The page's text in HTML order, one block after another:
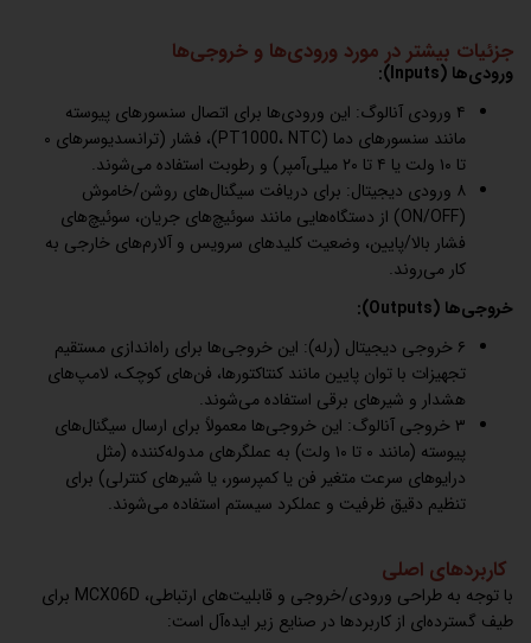
جزئیات بیشتر در مورد ورودی‌ها و خروجی‌ها
ورودی‌ها (Inputs):
۴ ورودی آنالوگ: این ورودی‌ها برای اتصال سنسورهای پیوسته
مانند سنسورهای دما (PT1000، NTC)، فشار (ترانسدیوسرهای ۰
تا ۱۰ ولت یا ۴ تا ۲۰ میلی‌آمپر) و رطوبت استفاده می‌شوند.
۸ ورودی دیجیتال: برای دریافت سیگنال‌های روشن/خاموش
(ON/OFF) از دستگاه‌هایی مانند سوئیچ‌های جریان، سوئیچ‌های
فشار بالا/پایین، وضعیت کلیدهای سرویس و آلارم‌های خارجی به
کار می‌روند.
خروجی‌ها (Outputs):
۶ خروجی دیجیتال (رله): این خروجی‌ها برای راه‌اندازی مستقیم
تجهیزات با توان پایین مانند کنتاکتورها، فن‌های کوچک، لامپ‌های
هشدار و شیرهای برقی استفاده می‌شوند.
۳ خروجی آنالوگ: این خروجی‌ها معمولاً برای ارسال سیگنال‌های
پیوسته (مانند ۰ تا ۱۰ ولت) به عملگرهای مدوله‌کننده (مثل
درایوهای سرعت متغیر فن یا کمپرسور، یا شیرهای کنترلی) برای
تنظیم دقیق ظرفیت و عملکرد سیستم استفاده می‌شوند.
کاربردهای اصلی
با توجه به طراحی ورودی/خروجی و قابلیت‌های ارتباطی، MCX06D برای
طیف گسترده‌ای از کاربردها در صنایع زیر ایده‌آل است: